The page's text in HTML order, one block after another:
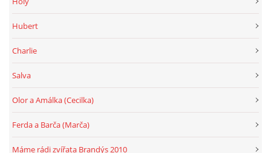
Hubert
Charlie
Salva
Olor a Amálka (Cecilka)
Ferda a Barča (Marča)
Máme rádi zvířata Brandýs 2010